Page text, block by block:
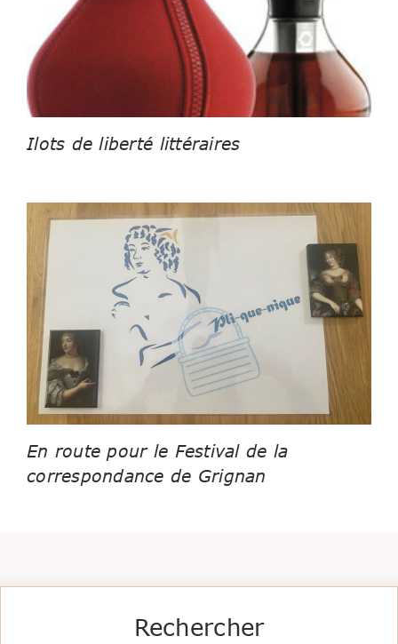
Ilots de liberté littéraires
En route pour le Festival de la
correspondance de Grignan
Rechercher